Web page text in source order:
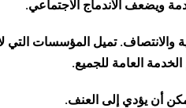
ويضعف الاندماج الاجتماعي.
تميل المؤسسات التي
العامة للجميع.
أن يؤدي إلى العنف.